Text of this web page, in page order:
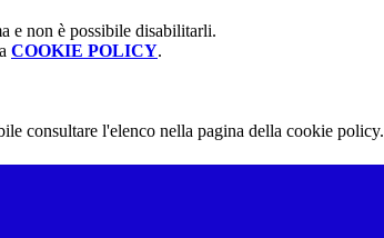
e non è possibile disabilitarli.
COOKIE POLICY.
consultare l'elenco nella pagina della cookie policy.